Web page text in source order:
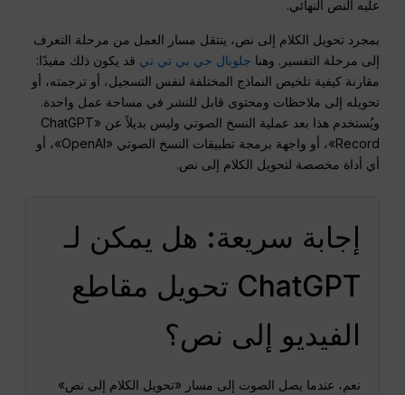
عليه النص النهائي.
بمجرد تحويل الكلام إلى نص، ينتقل مسار العمل من مرحلة التعرف
إلى مرحلة التفسير. وهنا جلوبال جي بي تي تي قد يكون ذلك مفيدًا:
مقارنة كيفية تلخيص النماذج المختلفة لنفس التسجيل، أو ترجمته، أو
تحويله إلى ملاحظات ومحتوى قابل للنشر في مساحة عمل واحدة.
ويُستخدم هذا بعد عملية النسخ الصوتي وليس بديلاً عن «ChatGPT
Record»، أو واجهة برمجة تطبيقات النسخ الصوتي «OpenAI»، أو
أي أداة مخصصة لتحويل الكلام إلى نص.
إجابة سريعة: هل يمكن لـ
ChatGPT تحويل مقاطع
الفيديو إلى نص؟
نعم، عندما يصل الصوت إلى مسار «تحويل الكلام إلى نص»